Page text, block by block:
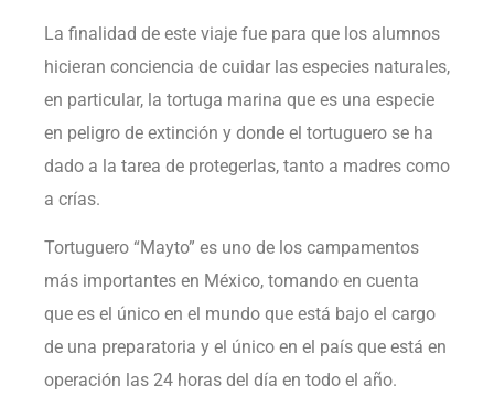
La finalidad de este viaje fue para que los alumnos
hicieran conciencia de cuidar las especies naturales,
en particular, la tortuga marina que es una especie
en peligro de extinción y donde el tortuguero se ha
dado a la tarea de protegerlas, tanto a madres como
a crías.
Tortuguero “Mayto” es uno de los campamentos
más importantes en México, tomando en cuenta
que es el único en el mundo que está bajo el cargo
de una preparatoria y el único en el país que está en
operación las 24 horas del día en todo el año.